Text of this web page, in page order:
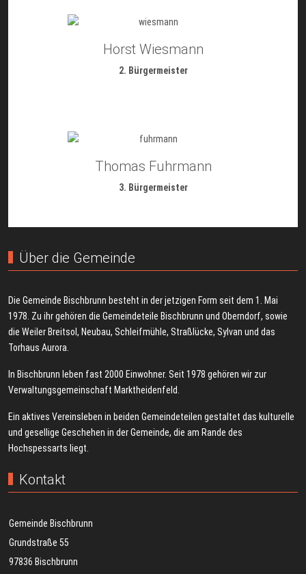
Horst Wiesmann
2. Bürgermeister
Thomas Fuhrmann
3. Bürgermeister
Über die Gemeinde
Die Gemeinde Bischbrunn besteht in der jetzigen Form seit dem 1. Mai
1978. Zu ihr gehören die Gemeindeteile Bischbrunn und Oberndorf, sowie
die Weiler Breitsol, Neubau, Schleifmühle, Straßlücke, Sylvan und das
Torhaus Aurora.
In Bischbrunn leben fast 2000 Einwohner. Seit 1978 gehören wir zur
Verwaltungsgemeinschaft Marktheidenfeld.
Ein aktives Vereinsleben in beiden Gemeindeteilen gestaltet das kulturelle
und gesellige Geschehen in der Gemeinde, die am Rande des
Hochspessarts liegt.
Kontakt
Gemeinde Bischbrunn
Grundstraße 55
97836 Bischbrunn